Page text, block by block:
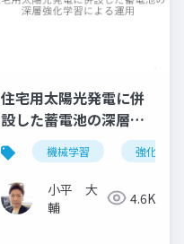
住宅用太陽光発電に併
設した蓄電池の深層強
化学習による運用
機械学習 強化学習
小平 大
輔
4.6K